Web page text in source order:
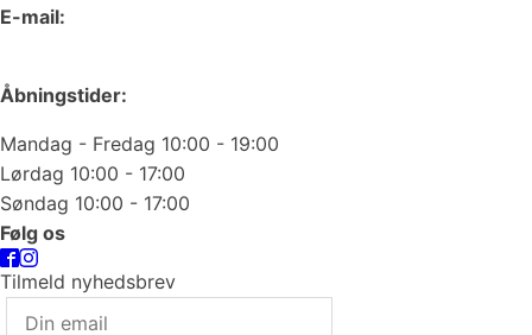
E-mail:
Åbningstider:
Mandag - Fredag 10:00 - 19:00
Lørdag 10:00 - 17:00
Søndag 10:00 - 17:00
Følg os
Tilmeld nyhedsbrev